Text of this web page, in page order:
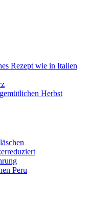
Rezept wie in Italien
Herbst
Peru